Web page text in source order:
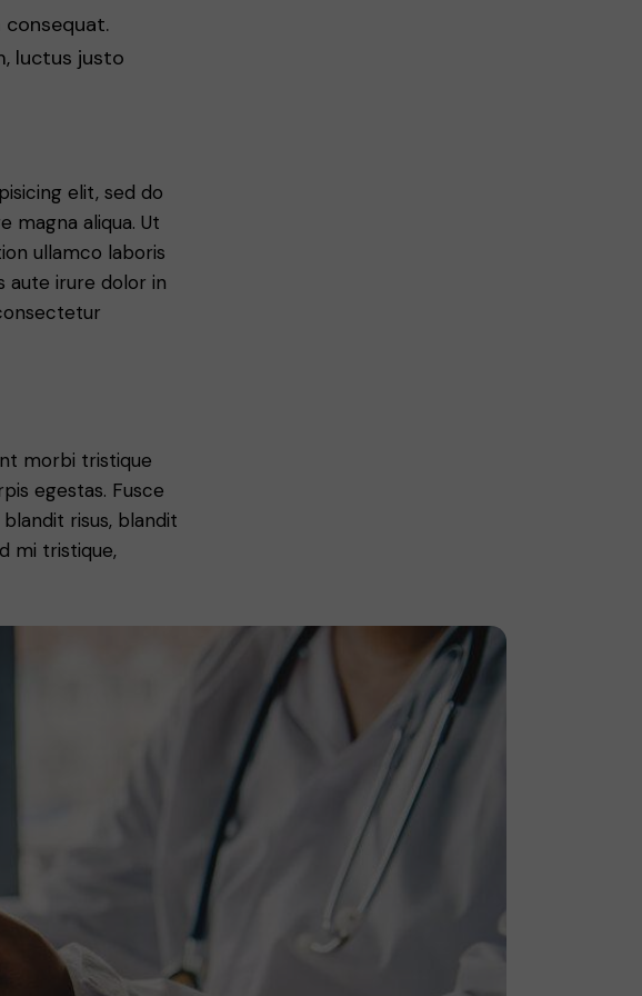
luctus justo
elit, sed do
magna aliqua. Ut
ullamco laboris
aute irure dolor in
morbi tristique
egestas. Fusce
risus, blandit
mi tristique,